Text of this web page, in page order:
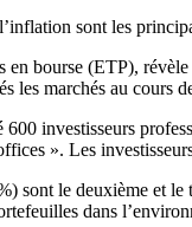
sont les
bourse (ETP),
les marchés au cours
investisseurs
». Les
le deuxième et
dans